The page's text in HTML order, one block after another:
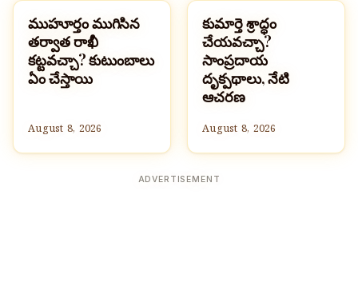
పండుగలు
ముహూర్తం ముగిసిన
తర్వాత రాఖీ
కట్టవచ్చా? కుటుంబాలు
ఏం చేస్తాయి
August 8, 2026
పండుగలు
కుమార్తె శ్రాద్ధం
చేయవచ్చా?
సాంప్రదాయ
దృక్పథాలు, నేటి
ఆచరణ
August 8, 2026
ADVERTISEMENT